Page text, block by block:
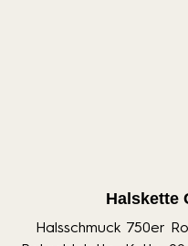
Halskette
Halsschmuck 750er